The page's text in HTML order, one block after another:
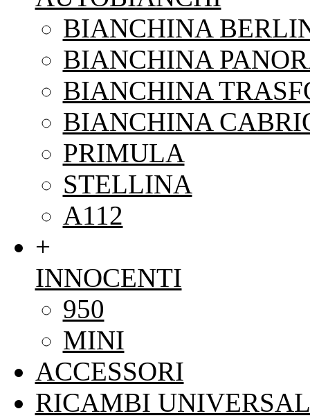
BIANCHINA
BIANCHINA
BIANCHINA
BIANCHINA
PRIMULA
STELLINA
A112
+
INNOCENTI
950
MINI
ACCESSORI
RICAMBI